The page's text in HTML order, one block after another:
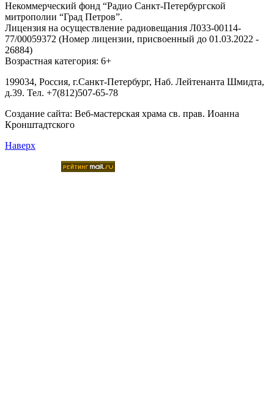
Некоммерческий фонд “Радио Санкт-Петербургской
митрополии “Град Петров”.
Лицензия на осуществление радиовещания Л033-00114-
77/00059372 (Номер лицензии, присвоенный до 01.03.2022 -
26884)
Возрастная категория: 6+
199034, Россия, г.Санкт-Петербург, Наб. Лейтенанта Шмидта,
д.39. Тел. +7(812)507-65-78
Создание сайта: Веб-мастерская храма св. прав. Иоанна
Кронштадтского
Наверх